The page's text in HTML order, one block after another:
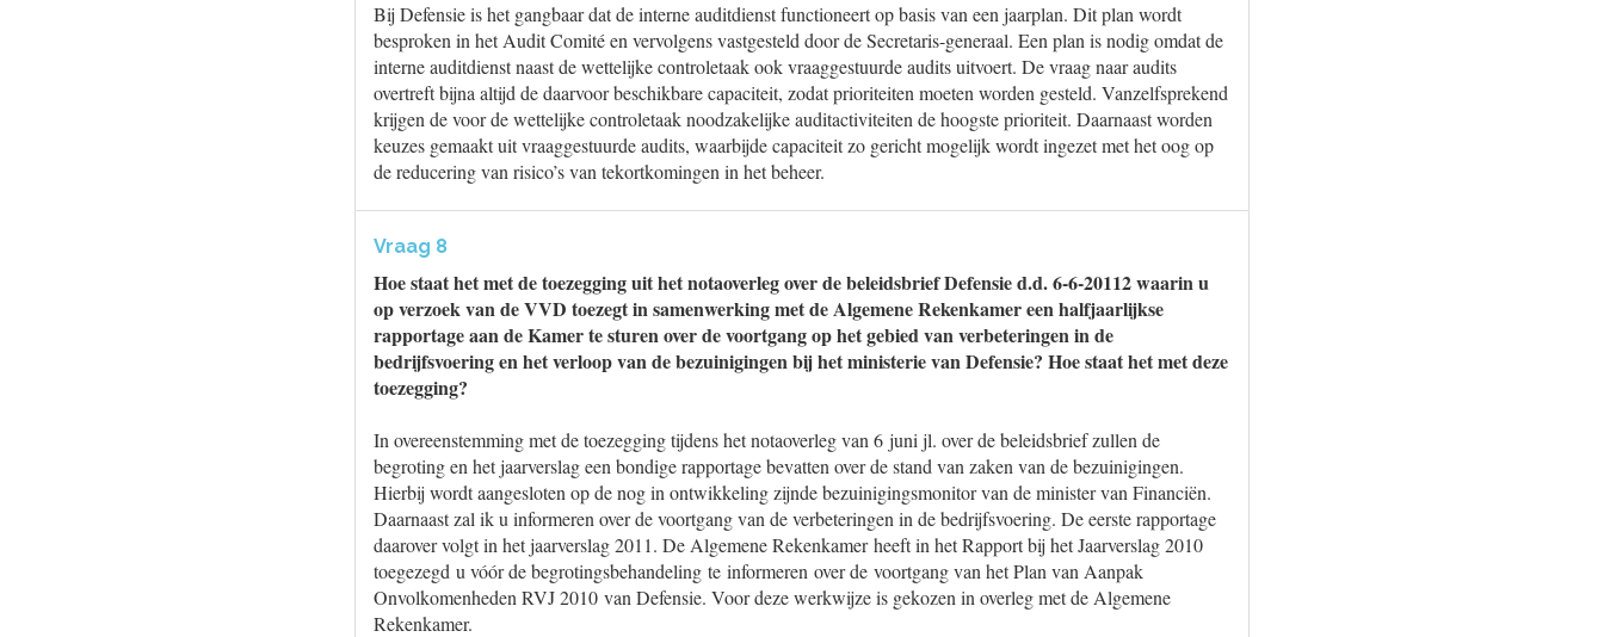
Bij Defensie is het gangbaar dat de interne auditdienst functioneert op basis van een jaarplan. Dit plan wordt
besproken in het Audit Comité en vervolgens vastgesteld door de Secretaris-generaal. Een plan is nodig omdat de
interne auditdienst naast de wettelijke controletaak ook vraaggestuurde audits uitvoert. De vraag naar audits
overtreft bijna altijd de daarvoor beschikbare capaciteit, zodat prioriteiten moeten worden gesteld. Vanzelfsprekend
krijgen de voor de wettelijke controletaak noodzakelijke auditactiviteiten de hoogste prioriteit. Daarnaast worden
keuzes gemaakt uit vraaggestuurde audits, waarbijde capaciteit zo gericht mogelijk wordt ingezet met het oog op
de reducering van risico’s van tekortkomingen in het beheer.
Vraag 8
Hoe staat het met de toezegging uit het notaoverleg over de beleidsbrief Defensie d.d. 6-6-20112 waarin u
op verzoek van de VVD toezegt in samenwerking met de Algemene Rekenkamer een halfjaarlijkse
rapportage aan de Kamer te sturen over de voortgang op het gebied van verbeteringen in de
bedrijfsvoering en het verloop van de bezuinigingen bij het ministerie van Defensie? Hoe staat het met deze
toezegging?
In overeenstemming met de toezegging tijdens het notaoverleg van 6 juni jl. over de beleidsbrief zullen de
begroting en het jaarverslag een bondige rapportage bevatten over de stand van zaken van de bezuinigingen.
Hierbij wordt aangesloten op de nog in ontwikkeling zijnde bezuinigingsmonitor van de minister van Financiën.
Daarnaast zal ik u informeren over de voortgang van de verbeteringen in de bedrijfsvoering. De eerste rapportage
daarover volgt in het jaarverslag 2011. De Algemene Rekenkamer heeft in het Rapport bij het Jaarverslag 2010
toegezegd u vóór de begrotingsbehandeling te informeren over de voortgang van het Plan van Aanpak
Onvolkomenheden RVJ 2010 van Defensie. Voor deze werkwijze is gekozen in overleg met de Algemene
Rekenkamer.